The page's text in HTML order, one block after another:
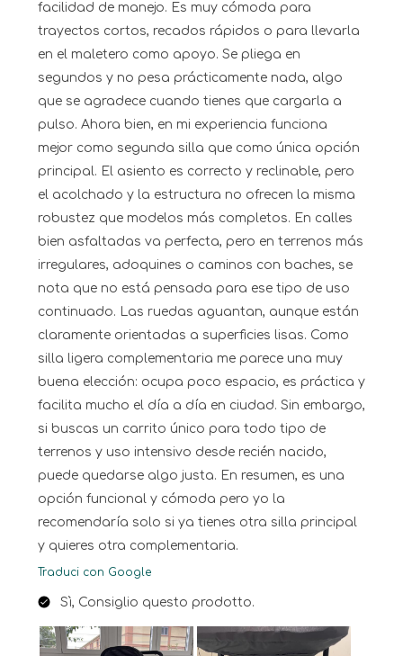
facilidad de manejo. Es muy cómoda para
trayectos cortos, recados rápidos o para llevarla
en el maletero como apoyo. Se pliega en
segundos y no pesa prácticamente nada, algo
que se agradece cuando tienes que cargarla a
pulso. Ahora bien, en mi experiencia funciona
mejor como segunda silla que como única opción
principal. El asiento es correcto y reclinable, pero
el acolchado y la estructura no ofrecen la misma
robustez que modelos más completos. En calles
bien asfaltadas va perfecta, pero en terrenos más
irregulares, adoquines o caminos con baches, se
nota que no está pensada para ese tipo de uso
continuado. Las ruedas aguantan, aunque están
claramente orientadas a superficies lisas. Como
silla ligera complementaria me parece una muy
buena elección: ocupa poco espacio, es práctica y
facilita mucho el día a día en ciudad. Sin embargo,
si buscas un carrito único para todo tipo de
terrenos y uso intensivo desde recién nacido,
puede quedarse algo justa. En resumen, es una
opción funcional y cómoda pero yo la
recomendaría solo si ya tienes otra silla principal
y quieres otra complementaria.
Traduci con Google
Sì, Consiglio questo prodotto.